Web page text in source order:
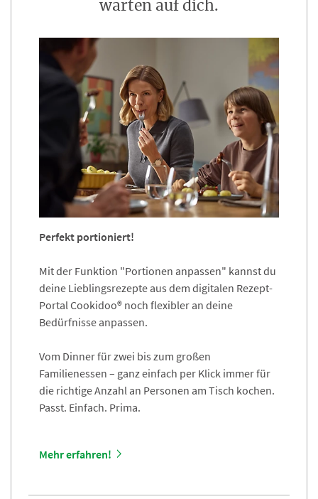
warten auf dich.
Perfekt portioniert!
Mit der Funktion "Portionen anpassen" kannst du
deine Lieblingsrezepte aus dem digitalen Rezept-
Portal Cookidoo® noch flexibler an deine
Bedürfnisse anpassen.
Vom Dinner für zwei bis zum großen
Familienessen – ganz einfach per Klick immer für
die richtige Anzahl an Personen am Tisch kochen.
Passt. Einfach. Prima.
Mehr erfahren!